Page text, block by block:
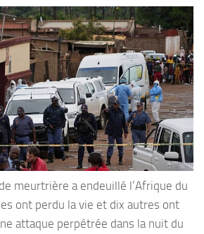
meurtrière a endeuillé l’Afrique du
ont perdu la vie et dix autres ont
attaque perpétrée dans la nuit du